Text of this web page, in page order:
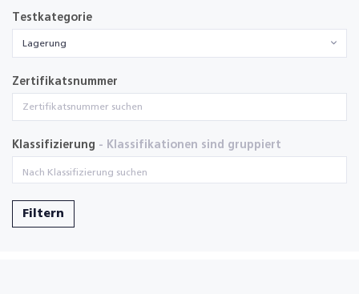
Testkategorie
Lagerung
Zertifikatsnummer
Klassifizierung - Klassifikationen sind gruppiert
Filtern